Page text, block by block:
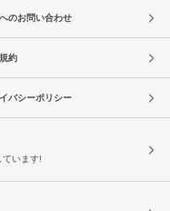
のお問い合わせ
約
バシーポリシー
ています!